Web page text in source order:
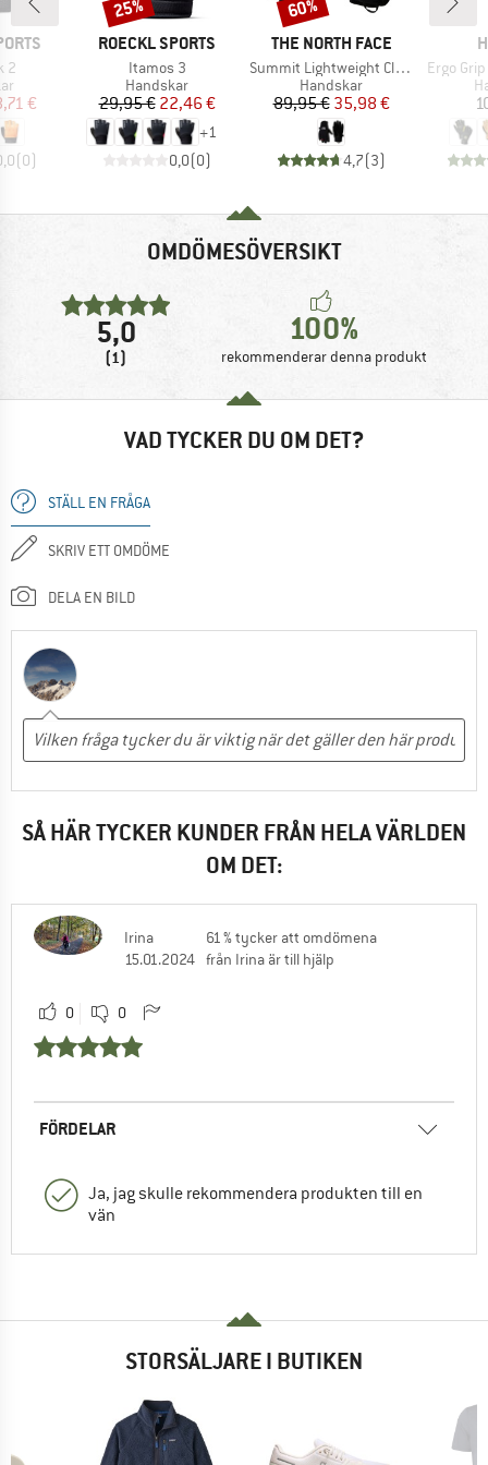
2
pris
€
(0)
VARUMÄRKE
ROECKL SPORTS
Produkter
Itamos 3
Produktgrupp
Handskar
Pris
29,95 €Reducerat pris
22,46 €
+1
0,0(0)
25%
VARUMÄRKE
THE NORTH FACE
Produkter
Summit Lightweight Climb Glove
Produktgrupp
Handskar
Pris
89,95 €Reducerat pris
35,98 €
4,7(3)
60%
Ergo
OMDÖMESÖVERSIKT
5,0
(1)
100%
rekommenderar denna produkt
VAD TYCKER DU OM DET?
STÄLL EN FRÅGA
SKRIV ETT OMDÖME
DELA EN BILD
SÅ HÄR TYCKER KUNDER FRÅN HELA VÄRLDEN
OM DET:
Irina
15.01.2024
61 % tycker att omdömena
från Irina är till hjälp
0 0
FÖRDELAR
Ja, jag skulle rekommendera produkten till en
vän
STORSÄLJARE I BUTIKEN